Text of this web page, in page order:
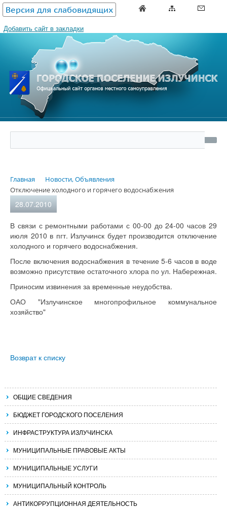
Версия для слабовидящих
Добавить сайт в закладки
Главная
Новости, Объявления
Отключение холодного и горячего водоснабжения
28.07.2010
В связи с ремонтными работами с 00-00 до 24-00 часов 29
июля 2010 в пгт. Излучинск будет производится отключение
холодного и горячего водоснабжения.
После включения водоснабжения в течение 5-6 часов в воде
возможно присутствие остаточного хлора по ул. Набережная.
Приносим извинения за временные неудобства.
ОАО "Излучинское многопрофильное коммунальное
хозяйство"
Возврат к списку
ОБЩИЕ СВЕДЕНИЯ
БЮДЖЕТ ГОРОДСКОГО ПОСЕЛЕНИЯ
ИНФРАСТРУКТУРА ИЗЛУЧИНСКА
МУНИЦИПАЛЬНЫЕ ПРАВОВЫЕ АКТЫ
МУНИЦИПАЛЬНЫЕ УСЛУГИ
МУНИЦИПАЛЬНЫЙ КОНТРОЛЬ
АНТИКОРРУПЦИОННАЯ ДЕЯТЕЛЬНОСТЬ